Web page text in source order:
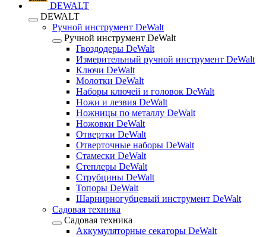
DEWALT
DEWALT
Ручной инструмент DeWalt
Ручной инструмент DeWalt
Гвоздодеры DeWalt
Измерительный ручной инструмент DeWalt
Ключи DeWalt
Молотки DeWalt
Наборы ключей и головок DeWalt
Ножи и лезвия DeWalt
Ножницы по металлу DeWalt
Ножовки DeWalt
Отвертки DeWalt
Отверточные наборы DeWalt
Стамески DeWalt
Степлеры DeWalt
Струбцины DeWalt
Топоры DeWalt
Шарнирногубцевый инструмент DeWalt
Садовая техника
Садовая техника
Аккумуляторные секаторы DeWalt